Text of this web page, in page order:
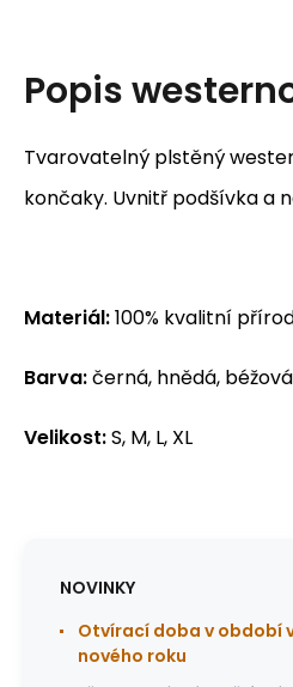
Popis
Tvarovatelný plstěný
končaky. Uvnitř podšívka a
Materiál:100% kvalitní
Barva:černá, hnědá, béžová
Velikost:S, M, L, XL
NOVINKY
Otvírací doba v období
nového roku